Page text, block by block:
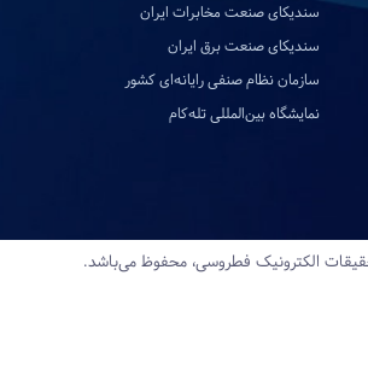
سندیکای صنعت مخابرات ایران
سندیکای صنعت برق ایران
سازمان نظام صنفی رایانه‌ای کشور
نمایشگاه بین‌المللی تله‌کام
الکترونیک‌ فطروسی، محفوظ می‌باشد.